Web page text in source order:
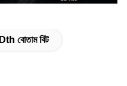
Dth বোতাম বিট